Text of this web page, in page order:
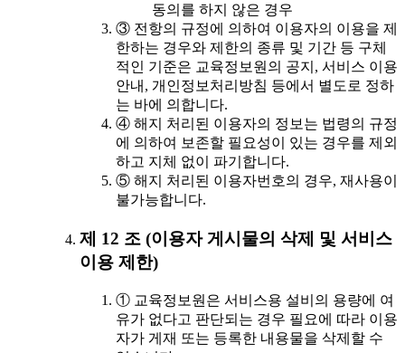
동의를 하지 않은 경우
③ 전항의 규정에 의하여 이용자의 이용을 제
한하는 경우와 제한의 종류 및 기간 등 구체
적인 기준은 교육정보원의 공지, 서비스 이용
안내, 개인정보처리방침 등에서 별도로 정하
는 바에 의합니다.
④ 해지 처리된 이용자의 정보는 법령의 규정
에 의하여 보존할 필요성이 있는 경우를 제외
하고 지체 없이 파기합니다.
⑤ 해지 처리된 이용자번호의 경우, 재사용이
불가능합니다.
제 12 조 (이용자 게시물의 삭제 및 서비스
이용 제한)
① 교육정보원은 서비스용 설비의 용량에 여
유가 없다고 판단되는 경우 필요에 따라 이용
자가 게재 또는 등록한 내용물을 삭제할 수